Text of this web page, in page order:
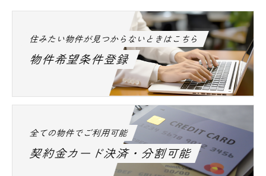
住みたい物件が見つからないときはこちら
物件希望条件登録
全ての物件でご利用可能
契約金カード決済・分割可能